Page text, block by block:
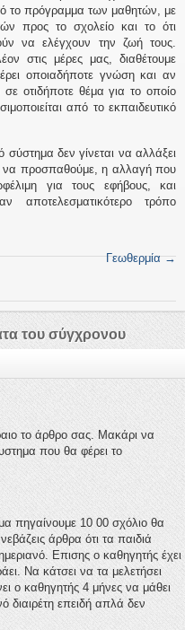
το πρόγραμμα των μαθητών, με
προς το σχολείο και το ότι
να ελέγχουν την ζωή τους.
στις μέρες μας, διαθέτουμε
οποιαδήποτε γνώση και αν
οτιδήποτε θέμα για το οποίο
από το εκπαιδευτικό
δεν γίνεται να αλλάξει
προσπαθούμε, η αλλαγή που
για τους εφήβους, και
αποτελεσματικότερο τρόπο
Γεωθερμία→
του σύγχρονου
το άρθρο σας. Μακάρι να
που θα φέρει το
πηγαίνουμε 10 00 σχόλιο θα
άρθρα ότι τα παιδιά
Επισης ο καθηγητής έχει
Να κάτσει να τα μελετήσει
ο καθηγητής 4 μήνες να μάθει
διαιρέτη επειδή απλά δεν